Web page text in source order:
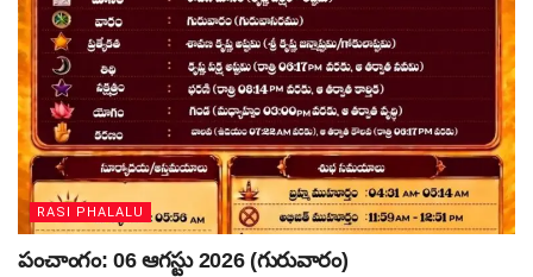
RASI PHALALU
పంచాంగం: 06 ఆగస్టు 2026 (గురువారం)